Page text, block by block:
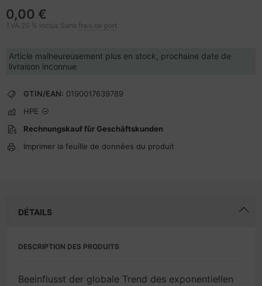
0,00 €
TVA 20 % inclus Sans frais de port
Article malheureusement plus en stock, prochaine date de
livraison inconnue
GTIN/EAN: 0190017639789
HPE
Rechnungskauf für Geschäftskunden
Imprimer la feuille de données du produit
DÉTAILS
DESCRIPTION DES PRODUITS
Beeinflusst der globale Trend des exponentiellen